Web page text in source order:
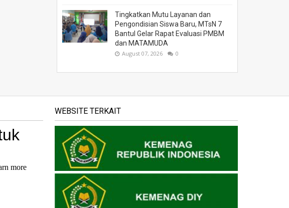
Tingkatkan Mutu Layanan dan
Pengondisian Siswa Baru, MTsN 7
Bantul Gelar Rapat Evaluasi PMBM
dan MATAMUDA
August 07, 2026 0
WEBSITE TERKAIT